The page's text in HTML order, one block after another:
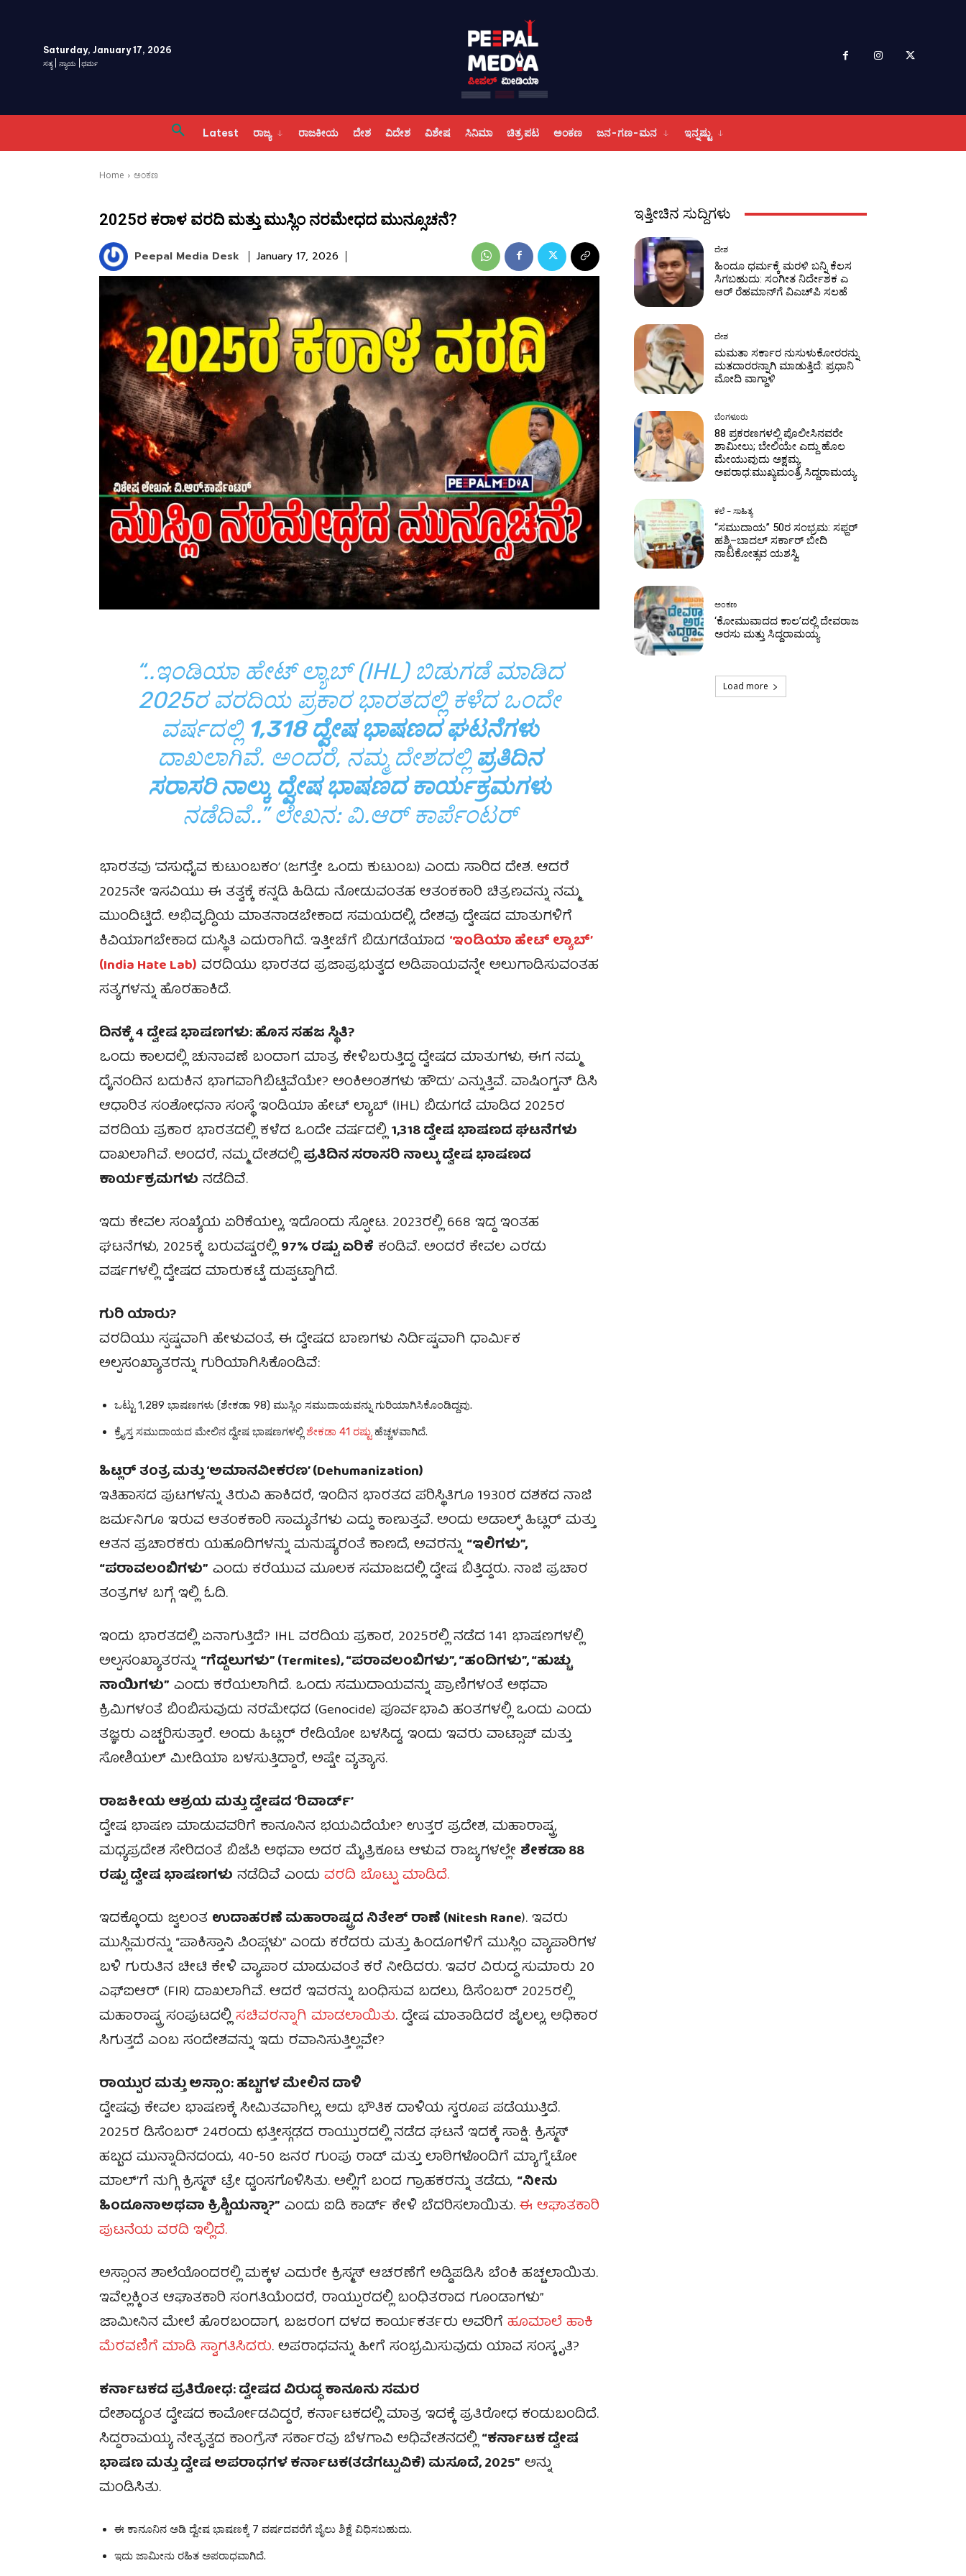
Saturday, January 17, 2026
ಸತ್ಯ | ನ್ಯಾಯ |ಧರ್ಮ
Latest ರಾಜ್ಯ ರಾಜಕೀಯ ದೇಶ ವಿದೇಶ ವಿಶೇಷ ಸಿನಿಮಾ ಚಿತ್ರ ಪಟ ಅಂಕಣ ಜನ-ಗಣ-ಮನ ಇನ್ನಷ್ಟು
Home ಅಂಕಣ
2025ರ ಕರಾಳ ವರದಿ ಮತ್ತು ಮುಸ್ಲಿಂ ನರಮೇಧದ ಮುನ್ಸೂಚನೆ?
Peepal Media Desk January 17, 2026
“..ಇಂಡಿಯಾ ಹೇಟ್ ಲ್ಯಾಬ್ (IHL) ಬಿಡುಗಡೆ ಮಾಡಿದ
2025ರ ವರದಿಯ ಪ್ರಕಾರ ಭಾರತದಲ್ಲಿ ಕಳೆದ ಒಂದೇ
ವರ್ಷದಲ್ಲಿ 1,318 ದ್ವೇಷ ಭಾಷಣದ ಘಟನೆಗಳು
ದಾಖಲಾಗಿವೆ. ಅಂದರೆ, ನಮ್ಮ ದೇಶದಲ್ಲಿ ಪ್ರತಿದಿನ
ಸರಾಸರಿ ನಾಲ್ಕು ದ್ವೇಷ ಭಾಷಣದ ಕಾರ್ಯಕ್ರಮಗಳು
ನಡೆದಿವೆ..” ಲೇಖನ: ವಿ.ಆರ್ ಕಾರ್ಪೆಂಟರ್
ಭಾರತವು ‘ವಸುಧೈವ ಕುಟುಂಬಕಂ’ (ಜಗತ್ತೇ ಒಂದು ಕುಟುಂಬ) ಎಂದು ಸಾರಿದ ದೇಶ. ಆದರೆ
2025ನೇ ಇಸವಿಯು ಈ ತತ್ವಕ್ಕೆ ಕನ್ನಡಿ ಹಿಡಿದು ನೋಡುವಂತಹ ಆತಂಕಕಾರಿ ಚಿತ್ರಣವನ್ನು ನಮ್ಮ
ಮುಂದಿಟ್ಟಿದೆ. ಅಭಿವೃದ್ಧಿಯ ಮಾತನಾಡಬೇಕಾದ ಸಮಯದಲ್ಲಿ, ದೇಶವು ದ್ವೇಷದ ಮಾತುಗಳಿಗೆ
ಕಿವಿಯಾಗಬೇಕಾದ ದುಸ್ಥಿತಿ ಎದುರಾಗಿದೆ. ಇತ್ತೀಚೆಗೆ ಬಿಡುಗಡೆಯಾದ ‘ಇಂಡಿಯಾ ಹೇಟ್ ಲ್ಯಾಬ್’
(India Hate Lab) ವರದಿಯು ಭಾರತದ ಪ್ರಜಾಪ್ರಭುತ್ವದ ಅಡಿಪಾಯವನ್ನೇ ಅಲುಗಾಡಿಸುವಂತಹ
ಸತ್ಯಗಳನ್ನು ಹೊರಹಾಕಿದೆ.
ದಿನಕ್ಕೆ 4 ದ್ವೇಷ ಭಾಷಣಗಳು: ಹೊಸ ಸಹಜ ಸ್ಥಿತಿ?
ಒಂದು ಕಾಲದಲ್ಲಿ ಚುನಾವಣೆ ಬಂದಾಗ ಮಾತ್ರ ಕೇಳಿಬರುತ್ತಿದ್ದ ದ್ವೇಷದ ಮಾತುಗಳು, ಈಗ ನಮ್ಮ
ದೈನಂದಿನ ಬದುಕಿನ ಭಾಗವಾಗಿಬಿಟ್ಟಿವೆಯೇ? ಅಂಕಿಅಂಶಗಳು ‘ಹೌದು’ ಎನ್ನುತ್ತಿವೆ. ವಾಷಿಂಗ್ಟನ್ ಡಿಸಿ
ಆಧಾರಿತ ಸಂಶೋಧನಾ ಸಂಸ್ಥೆ ಇಂಡಿಯಾ ಹೇಟ್ ಲ್ಯಾಬ್ (IHL) ಬಿಡುಗಡೆ ಮಾಡಿದ 2025ರ
ವರದಿಯ ಪ್ರಕಾರ ಭಾರತದಲ್ಲಿ ಕಳೆದ ಒಂದೇ ವರ್ಷದಲ್ಲಿ1,318 ದ್ವೇಷ ಭಾಷಣದ ಘಟನೆಗಳು
ದಾಖಲಾಗಿವೆ. ಅಂದರೆ, ನಮ್ಮ ದೇಶದಲ್ಲಿಪ್ರತಿದಿನ ಸರಾಸರಿ ನಾಲ್ಕು ದ್ವೇಷ ಭಾಷಣದ
ಕಾರ್ಯಕ್ರಮಗಳು ನಡೆದಿವೆ.
ಇದು ಕೇವಲ ಸಂಖ್ಯೆಯ ಏರಿಕೆಯಲ್ಲ, ಇದೊಂದು ಸ್ಫೋಟ. 2023ರಲ್ಲಿ 668 ಇದ್ದ ಇಂತಹ
ಘಟನೆಗಳು, 2025ಕ್ಕೆ ಬರುವಷ್ಟರಲ್ಲಿ97% ರಷ್ಟು ಏರಿಕೆ ಕಂಡಿವೆ. ಅಂದರೆ ಕೇವಲ ಎರಡು
ವರ್ಷಗಳಲ್ಲಿ ದ್ವೇಷದ ಮಾರುಕಟ್ಟೆ ದುಪ್ಪಟ್ಟಾಗಿದೆ.
ಗುರಿ ಯಾರು?
ವರದಿಯು ಸ್ಪಷ್ಟವಾಗಿ ಹೇಳುವಂತೆ, ಈ ದ್ವೇಷದ ಬಾಣಗಳು ನಿರ್ದಿಷ್ಟವಾಗಿ ಧಾರ್ಮಿಕ
ಅಲ್ಪಸಂಖ್ಯಾತರನ್ನು ಗುರಿಯಾಗಿಸಿಕೊಂಡಿವೆ:
ಒಟ್ಟು 1,289 ಭಾಷಣಗಳು (ಶೇಕಡಾ 98) ಮುಸ್ಲಿಂ ಸಮುದಾಯವನ್ನು ಗುರಿಯಾಗಿಸಿಕೊಂಡಿದ್ದವು.
ಕ್ರೈಸ್ತ ಸಮುದಾಯದ ಮೇಲಿನ ದ್ವೇಷ ಭಾಷಣಗಳಲ್ಲಿ ಶೇಕಡಾ 41 ರಷ್ಟುಹೆಚ್ಚಳವಾಗಿದೆ.
ಹಿಟ್ಲರ್ ತಂತ್ರ ಮತ್ತು ‘ಅಮಾನವೀಕರಣ’ (Dehumanization)
ಇತಿಹಾಸದ ಪುಟಗಳನ್ನು ತಿರುವಿ ಹಾಕಿದರೆ, ಇಂದಿನ ಭಾರತದ ಪರಿಸ್ಥಿತಿಗೂ 1930ರ ದಶಕದ ನಾಜಿ
ಜರ್ಮನಿಗೂ ಇರುವ ಆತಂಕಕಾರಿ ಸಾಮ್ಯತೆಗಳು ಎದ್ದು ಕಾಣುತ್ತವೆ. ಅಂದು ಅಡಾಲ್ಫ್ ಹಿಟ್ಲರ್ ಮತ್ತು
ಆತನ ಪ್ರಚಾರಕರು ಯಹೂದಿಗಳನ್ನು ಮನುಷ್ಯರಂತೆ ಕಾಣದೆ, ಅವರನ್ನು “ಇಲಿಗಳು”,
“ಪರಾವಲಂಬಿಗಳು” ಎಂದು ಕರೆಯುವ ಮೂಲಕ ಸಮಾಜದಲ್ಲಿ ದ್ವೇಷ ಬಿತ್ತಿದ್ದರು. ನಾಜಿ ಪ್ರಚಾರ
ತಂತ್ರಗಳ ಬಗ್ಗೆ ಇಲ್ಲಿ ಓದಿ.
ಇಂದು ಭಾರತದಲ್ಲಿ ಏನಾಗುತ್ತಿದೆ? IHL ವರದಿಯ ಪ್ರಕಾರ, 2025ರಲ್ಲಿ ನಡೆದ 141 ಭಾಷಣಗಳಲ್ಲಿ
ಅಲ್ಪಸಂಖ್ಯಾತರನ್ನು “ಗೆದ್ದಲುಗಳು” (Termites), “ಪರಾವಲಂಬಿಗಳು”, “ಹಂದಿಗಳು”, “ಹುಚ್ಚು
ನಾಯಿಗಳು” ಎಂದು ಕರೆಯಲಾಗಿದೆ. ಒಂದು ಸಮುದಾಯವನ್ನು ಪ್ರಾಣಿಗಳಂತೆ ಅಥವಾ
ಕ್ರಿಮಿಗಳಂತೆ ಬಿಂಬಿಸುವುದು ನರಮೇಧದ (Genocide) ಪೂರ್ವಭಾವಿ ಹಂತಗಳಲ್ಲಿ ಒಂದು ಎಂದು
ತಜ್ಞರು ಎಚ್ಚರಿಸುತ್ತಾರೆ. ಅಂದು ಹಿಟ್ಲರ್ ರೇಡಿಯೋ ಬಳಸಿದ್ದ, ಇಂದು ಇವರು ವಾಟ್ಸಾಪ್ ಮತ್ತು
ಸೋಶಿಯಲ್ ಮೀಡಿಯಾ ಬಳಸುತ್ತಿದ್ದಾರೆ, ಅಷ್ಟೇ ವ್ಯತ್ಯಾಸ.
ರಾಜಕೀಯ ಆಶ್ರಯ ಮತ್ತು ದ್ವೇಷದ ‘ರಿವಾರ್ಡ್’
ದ್ವೇಷ ಭಾಷಣ ಮಾಡುವವರಿಗೆ ಕಾನೂನಿನ ಭಯವಿದೆಯೇ? ಉತ್ತರ ಪ್ರದೇಶ, ಮಹಾರಾಷ್ಟ್ರ,
ಮಧ್ಯಪ್ರದೇಶ ಸೇರಿದಂತೆ ಬಿಜೆಪಿ ಅಥವಾ ಅದರ ಮೈತ್ರಿಕೂಟ ಆಳುವ ರಾಜ್ಯಗಳಲ್ಲೇ ಶೇಕಡಾ 88
ರಷ್ಟು ದ್ವೇಷ ಭಾಷಣಗಳು ನಡೆದಿವೆ ಎಂದು ವರದಿ ಬೊಟ್ಟು ಮಾಡಿದೆ.
ಇದಕ್ಕೊಂದು ಜ್ವಲಂತ ಉದಾಹರಣೆ ಮಹಾರಾಷ್ಟ್ರದ ನಿತೇಶ್ ರಾಣೆ (Nitesh Rane). ಇವರು
ಮುಸ್ಲಿಮರನ್ನು “ಪಾಕಿಸ್ತಾನಿ ಪಿಂಪ್ಗಳು” ಎಂದು ಕರೆದರು ಮತ್ತು ಹಿಂದೂಗಳಿಗೆ ಮುಸ್ಲಿಂ ವ್ಯಾಪಾರಿಗಳ
ಬಳಿ ಗುರುತಿನ ಚೀಟಿ ಕೇಳಿ ವ್ಯಾಪಾರ ಮಾಡುವಂತೆ ಕರೆ ನೀಡಿದರು. ಇವರ ವಿರುದ್ಧ ಸುಮಾರು 20
ಎಫ್ಐಆರ್ (FIR) ದಾಖಲಾಗಿವೆ. ಆದರೆ ಇವರನ್ನು ಬಂಧಿಸುವ ಬದಲು, ಡಿಸೆಂಬರ್ 2025ರಲ್ಲಿ
ಮಹಾರಾಷ್ಟ್ರ ಸಂಪುಟದಲ್ಲಿಸಚಿವರನ್ನಾಗಿ ಮಾಡಲಾಯಿತು. ದ್ವೇಷ ಮಾತಾಡಿದರೆ ಜೈಲಲ್ಲ, ಅಧಿಕಾರ
ಸಿಗುತ್ತದೆ ಎಂಬ ಸಂದೇಶವನ್ನು ಇದು ರವಾನಿಸುತ್ತಿಲ್ಲವೇ?
ರಾಯ್ಪುರ ಮತ್ತು ಅಸ್ಸಾಂ: ಹಬ್ಬಗಳ ಮೇಲಿನ ದಾಳಿ
ದ್ವೇಷವು ಕೇವಲ ಭಾಷಣಕ್ಕೆ ಸೀಮಿತವಾಗಿಲ್ಲ, ಅದು ಭೌತಿಕ ದಾಳಿಯ ಸ್ವರೂಪ ಪಡೆಯುತ್ತಿದೆ.
2025ರ ಡಿಸೆಂಬರ್ 24ರಂದು ಛತ್ತೀಸ್ಗಢದ ರಾಯ್ಪುರದಲ್ಲಿ ನಡೆದ ಘಟನೆ ಇದಕ್ಕೆ ಸಾಕ್ಷಿ. ಕ್ರಿಸ್ಮಸ್
ಹಬ್ಬದ ಮುನ್ನಾದಿನದಂದು, 40-50 ಜನರ ಗುಂಪು ರಾಡ್ ಮತ್ತು ಲಾಠಿಗಳೊಂದಿಗೆ ಮ್ಯಾಗ್ನೆಟೋ
ಮಾಲ್’ಗೆ ನುಗ್ಗಿ ಕ್ರಿಸ್ಮಸ್ ಟ್ರೇ ಧ್ವಂಸಗೊಳಿಸಿತು. ಅಲ್ಲಿಗೆ ಬಂದ ಗ್ರಾಹಕರನ್ನು ತಡೆದು, “ನೀನು
ಹಿಂದೂನಾಅಥವಾ ಕ್ರಿಶ್ಚಿಯನ್ನಾ?” ಎಂದು ಐಡಿ ಕಾರ್ಡ್ ಕೇಳಿ ಬೆದರಿಸಲಾಯಿತು.ಈ ಆಘಾತಕಾರಿ
ಪುಟನೆಯ ವರದಿ ಇಲ್ಲಿದೆ.
ಅಸ್ಸಾಂನ ಶಾಲೆಯೊಂದರಲ್ಲಿ ಮಕ್ಕಳ ಎದುರೇ ಕ್ರಿಸ್ಮಸ್ ಆಚರಣೆಗೆ ಅಡ್ಡಿಪಡಿಸಿ ಬೆಂಕಿ ಹಚ್ಚಲಾಯಿತು.
ಇವೆಲ್ಲಕ್ಕಿಂತ ಆಘಾತಕಾರಿ ಸಂಗತಿಯೆಂದರೆ, ರಾಯ್ಪುರದಲ್ಲಿ ಬಂಧಿತರಾದ ಗೂಂಡಾಗಳು”
ಜಾಮೀನಿನ ಮೇಲೆ ಹೊರಬಂದಾಗ, ಬಜರಂಗ ದಳದ ಕಾರ್ಯಕರ್ತರು ಅವರಿಗೆ ಹೂಮಾಲೆ ಹಾಕಿ
ಮೆರವಣಿಗೆ ಮಾಡಿ ಸ್ವಾಗತಿಸಿದರು. ಅಪರಾಧವನ್ನು ಹೀಗೆ ಸಂಭ್ರಮಿಸುವುದು ಯಾವ ಸಂಸ್ಕೃತಿ?
ಕರ್ನಾಟಕದ ಪ್ರತಿರೋಧ: ದ್ವೇಷದ ವಿರುದ್ಧ ಕಾನೂನು ಸಮರ
ದೇಶಾದ್ಯಂತ ದ್ವೇಷದ ಕಾರ್ಮೋಡವಿದ್ದರೆ, ಕರ್ನಾಟಕದಲ್ಲಿ ಮಾತ್ರ ಇದಕ್ಕೆ ಪ್ರತಿರೋಧ ಕಂಡುಬಂದಿದೆ.
ಸಿದ್ದರಾಮಯ್ಯ ನೇತೃತ್ವದ ಕಾಂಗ್ರೆಸ್ ಸರ್ಕಾರವು ಬೆಳಗಾವಿ ಅಧಿವೇಶನದಲ್ಲಿ“ಕರ್ನಾಟಕ ದ್ವೇಷ
ಭಾಷಣ ಮತ್ತು ದ್ವೇಷ ಅಪರಾಧಗಳ ಕರ್ನಾಟಕ(ತಡೆಗಟ್ಟುವಿಕೆ) ಮಸೂದೆ, 2025” ಅನ್ನು
ಮಂಡಿಸಿತು.
ಈ ಕಾನೂನಿನ ಅಡಿ ದ್ವೇಷ ಭಾಷಣಕ್ಕೆ 7 ವರ್ಷದವರೆಗೆ ಜೈಲು ಶಿಕ್ಷೆ ವಿಧಿಸಬಹುದು.
ಇದು ಜಾಮೀನು ರಹಿತ ಅಪರಾಧವಾಗಿದೆ.
ಇತ್ತೀಚಿನ ಸುದ್ದಿಗಳು
ದೇಶ
ಹಿಂದೂ ಧರ್ಮಕ್ಕೆ ಮರಳಿ ಬನ್ನಿ ಕೆಲಸ
ಸಿಗಬಹುದು: ಸಂಗೀತ ನಿರ್ದೇಶಕ ಎ
ಆರ್‌ ರೆಹಮಾನ್‌ಗೆ ವಿಎಚ್‌ಪಿ ಸಲಹೆ
ದೇಶ
ಮಮತಾ ಸರ್ಕಾರ ನುಸುಳುಕೋರರನ್ನು
ಮತದಾರರನ್ನಾಗಿ ಮಾಡುತ್ತಿದೆ: ಪ್ರಧಾನಿ
ಮೋದಿ ವಾಗ್ದಾಳಿ
ಬೆಂಗಳೂರು
88 ಪ್ರಕರಣಗಳಲ್ಲಿ ಪೊಲೀಸಿನವರೇ
ಶಾಮೀಲು; ಬೇಲಿಯೇ ಎದ್ದು ಹೊಲ
ಮೇಯುವುದು ಅಕ್ಷಮ್ಯ
ಅಪರಾಧ:ಮುಖ್ಯಮಂತ್ರಿ ಸಿದ್ದರಾಮಯ್ಯ
ಕಲೆ – ಸಾಹಿತ್ಯ
“ಸಮುದಾಯ” 50ರ ಸಂಭ್ರಮ: ಸಫ್ದರ್
ಹಶ್ಮಿ–ಬಾದಲ್ ಸರ್ಕಾರ್ ಬೀದಿ
ನಾಟಕೋತ್ಸವ ಯಶಸ್ವಿ
ಅಂಕಣ
‘ಕೋಮುವಾದದ ಕಾಲ’ದಲ್ಲಿ ದೇವರಾಜ
ಅರಸು ಮತ್ತು ಸಿದ್ದರಾಮಯ್ಯ
Load more